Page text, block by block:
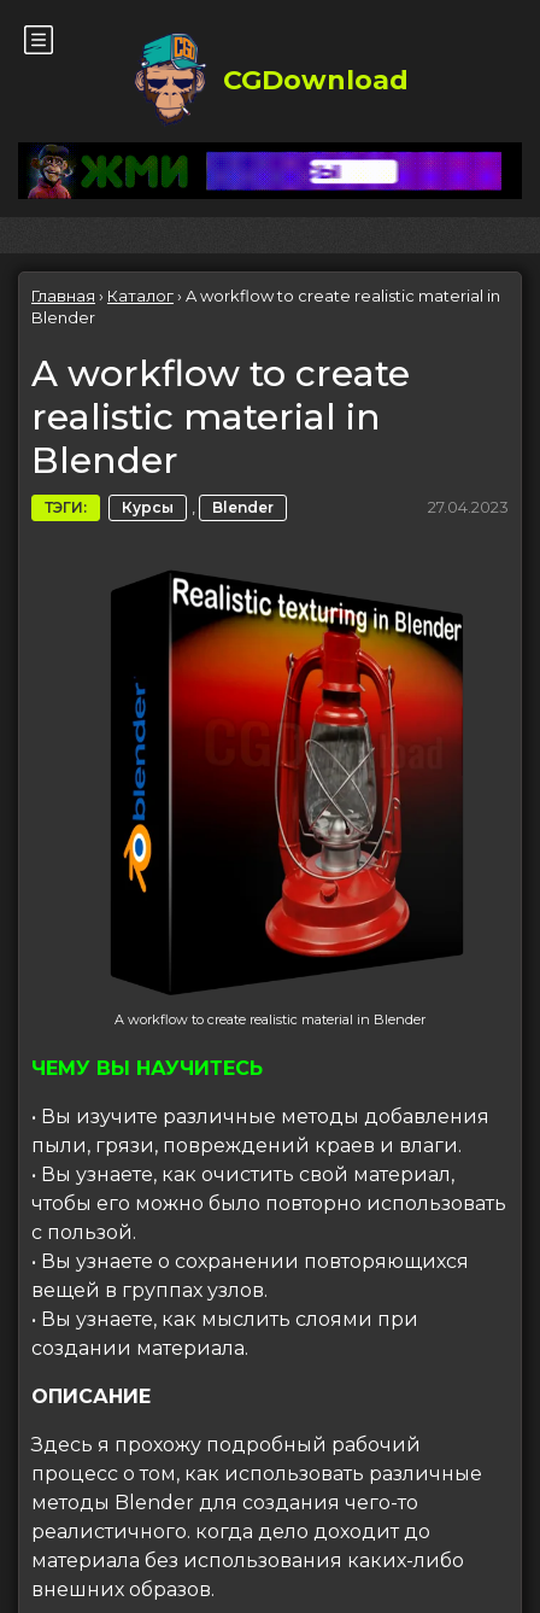
CGDownload
Главная › Каталог› A workflow to create realistic material in
Blender
A workflow to create
realistic material in
Blender
ТЭГИ: Курсы , Blender 27.04.2023
A workflow to create realistic material in Blender
ЧЕМУ ВЫ НАУЧИТЕСЬ
• Вы изучите различные методы добавления
пыли, грязи, повреждений краев и влаги.
• Вы узнаете, как очистить свой материал,
чтобы его можно было повторно использовать
с пользой.
• Вы узнаете о сохранении повторяющихся
вещей в группах узлов.
• Вы узнаете, как мыслить слоями при
создании материала.
ОПИСАНИЕ
Здесь я прохожу подробный рабочий
процесс о том, как использовать различные
методы Blender для создания чего-то
реалистичного. когда дело доходит до
материала без использования каких-либо
внешних образов.